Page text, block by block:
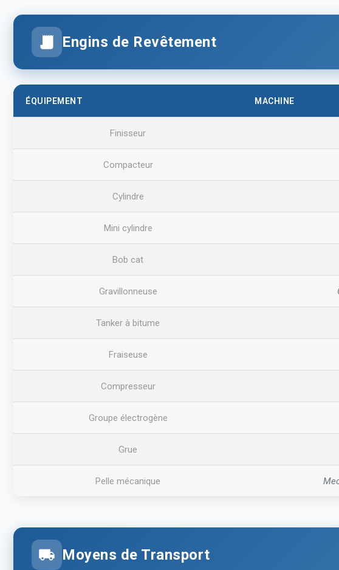
Engins de Revêtement
ÉQUIPEMENT MACHINE
Finisseur
Compacteur
Cylindre
Mini cylindre
Bob cat
Gravillonneuse
Tanker à bitume
Fraiseuse
Compresseur
Groupe électrogène
Grue
Pelle mécanique
Moyens de Transport